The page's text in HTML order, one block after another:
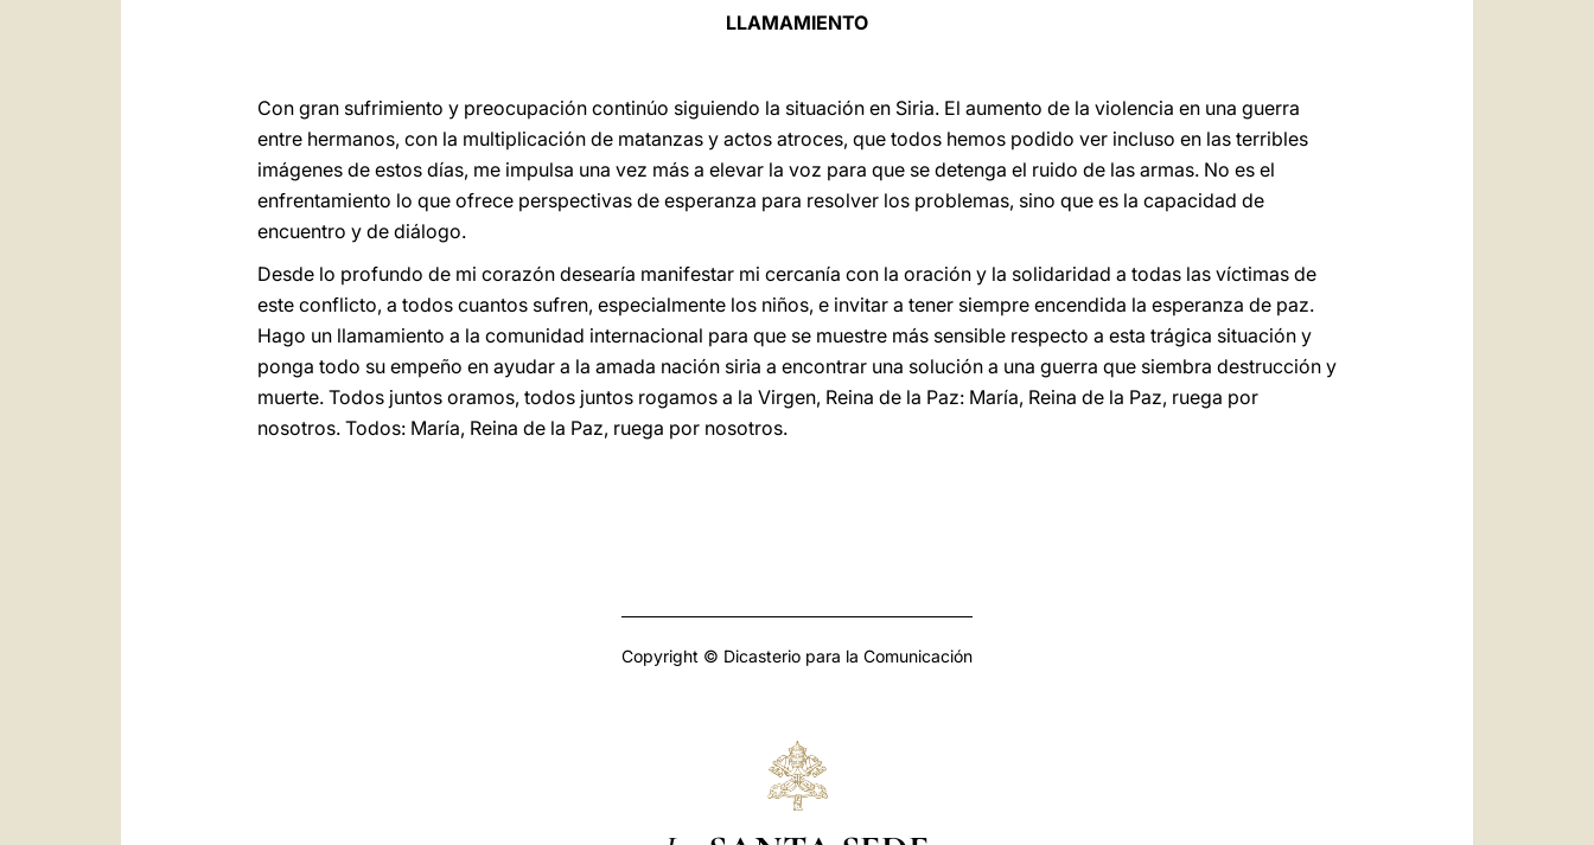
LLAMAMIENTO
Con gran sufrimiento y preocupación continúo siguiendo la situación en Siria. El aumento de la violencia en una guerra
entre hermanos, con la multiplicación de matanzas y actos atroces, que todos hemos podido ver incluso en las terribles
imágenes de estos días, me impulsa una vez más a elevar la voz para que se detenga el ruido de las armas. No es el
enfrentamiento lo que ofrece perspectivas de esperanza para resolver los problemas, sino que es la capacidad de
encuentro y de diálogo.
Desde lo profundo de mi corazón desearía manifestar mi cercanía con la oración y la solidaridad a todas las víctimas de
este conflicto, a todos cuantos sufren, especialmente los niños, e invitar a tener siempre encendida la esperanza de paz.
Hago un llamamiento a la comunidad internacional para que se muestre más sensible respecto a esta trágica situación y
ponga todo su empeño en ayudar a la amada nación siria a encontrar una solución a una guerra que siembra destrucción y
muerte. Todos juntos oramos, todos juntos rogamos a la Virgen, Reina de la Paz: María, Reina de la Paz, ruega por
nosotros. Todos: María, Reina de la Paz, ruega por nosotros.
Copyright © Dicasterio para la Comunicación